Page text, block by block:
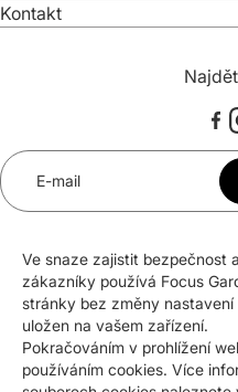
Kontakt
E-mail
mailovou adresu. Svůj souhlas mohu
Ve snaze zajistit bezpečnost
zákazníky používá Focus
stránky bez změny
uložen na vašem zařízení.
Pokračováním v prohlížení
používáním cookies. Více